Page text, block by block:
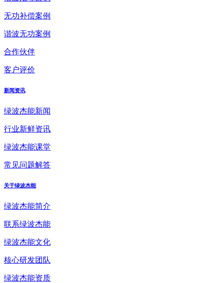
无功补偿案例
谐波无功案例
合作伙伴
客户评价
新闻资讯
绿波杰能新闻
行业新鲜资讯
绿波杰能课堂
常见问题解答
关于绿波杰能
绿波杰能简介
联系绿波杰能
绿波杰能文化
核心研发团队
绿波杰能资质